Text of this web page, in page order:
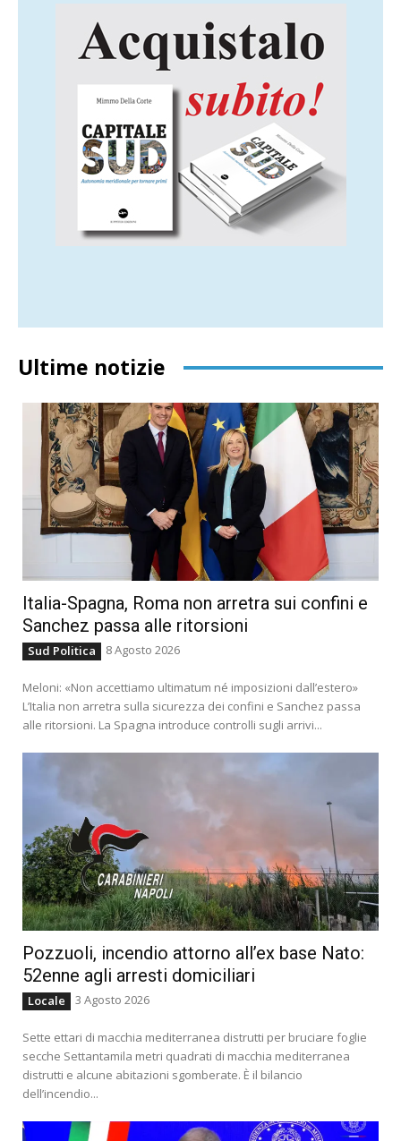
Ultime notizie
Italia-Spagna, Roma non arretra sui confini e
Sanchez passa alle ritorsioni
Sud Politica 8 Agosto 2026
Meloni: «Non accettiamo ultimatum né imposizioni dall’estero»
L’Italia non arretra sulla sicurezza dei confini e Sanchez passa
alle ritorsioni. La Spagna introduce controlli sugli arrivi...
Pozzuoli, incendio attorno all’ex base Nato:
52enne agli arresti domiciliari
Locale 3 Agosto 2026
Sette ettari di macchia mediterranea distrutti per bruciare foglie
secche Settantamila metri quadrati di macchia mediterranea
distrutti e alcune abitazioni sgomberate. È il bilancio
dell’incendio...